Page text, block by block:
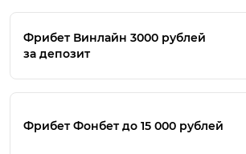
Фрибет Винлайн 3000 рублей
за депозит
Фрибет Фонбет до 15 000 рублей